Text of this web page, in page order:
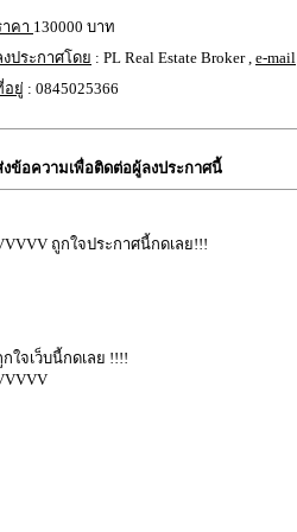
าคา 130000 บาท
งประกาศโดย : PL Real Estate Broker , e-mail
อยู่ : 0845025366
งข้อความเพื่อติดต่อผู้ลงประกาศนี้
ถูกใจประกาศนี้กดเลย!!!
กใจเว็บนี้กดเลย !!!!